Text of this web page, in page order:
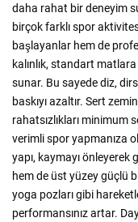
daha rahat bir deneyim
birçok farklı spor
başlayanlar hem de
kalınlık, standart
sunar. Bu sayede diz,
baskıyı azaltır. Sert
rahatsızlıkları minimum
verimli spor yapmanıza
yapı, kaymayı
hem de üst yüzey güçlü
yoga pozları gibi
performansınız artar.